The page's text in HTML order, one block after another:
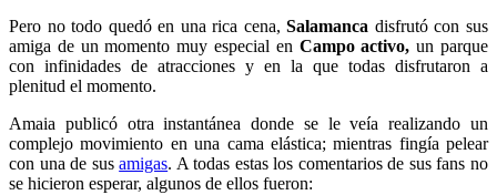
Pero no todo quedó en una rica cena,Salamanca disfrutó con sus
amiga de un momento muy especial en Campo activo,un parque
con infinidades de atracciones y en la que todas disfrutaron a
plenitud el momento.
Amaia publicó otra instantánea donde se le veía realizando un
complejo movimiento en una cama elástica; mientras fingía pelear
con una de susamigas. A todas estas los comentarios de sus fans no
se hicieron esperar, algunos de ellos fueron: